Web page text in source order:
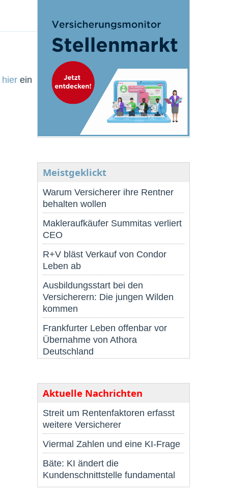
hier ein
Meistgeklickt
Warum Versicherer ihre Rentner
behalten wollen
Makleraufkäufer Summitas verliert
CEO
R+V bläst Verkauf von Condor
Leben ab
Ausbildungsstart bei den
Versicherern: Die jungen Wilden
kommen
Frankfurter Leben offenbar vor
Übernahme von Athora
Deutschland
Aktuelle Nachrichten
Streit um Rentenfaktoren erfasst
weitere Versicherer
Viermal Zahlen und eine KI-Frage
Bäte: KI ändert die
Kundenschnittstelle fundamental